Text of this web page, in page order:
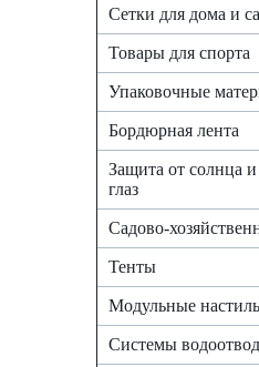
Сетки для дома и
Товары для спорта
Упаковочные
Бордюрная лента
Защита от солнца
глаз
Садово-
Тенты
Модульные
Системы